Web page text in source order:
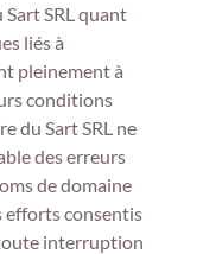
SRL quant
liés à
pleinement à
conditions
du Sart SRL ne
des erreurs
de domaine
efforts consentis
interruption